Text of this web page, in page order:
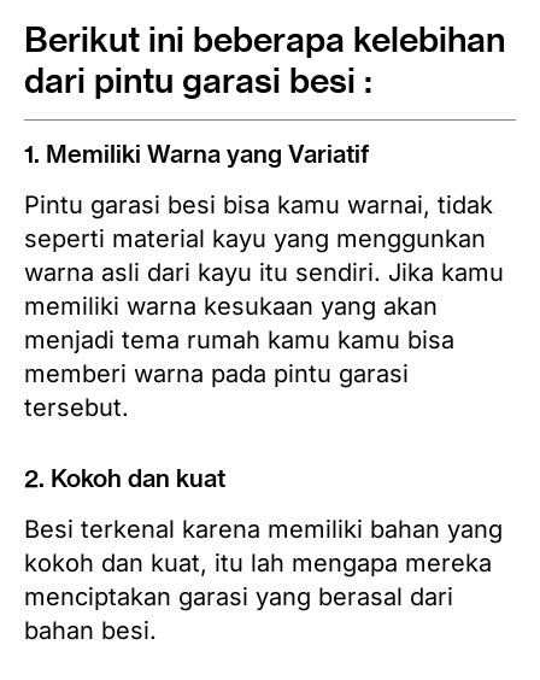
Berikut ini beberapa kelebihan
dari pintu garasi besi :
1. Memiliki Warna yang Variatif
Pintu garasi besi bisa kamu warnai, tidak
seperti material kayu yang menggunkan
warna asli dari kayu itu sendiri. Jika kamu
memiliki warna kesukaan yang akan
menjadi tema rumah kamu kamu bisa
memberi warna pada pintu garasi
tersebut.
2. Kokoh dan kuat
Besi terkenal karena memiliki bahan yang
kokoh dan kuat, itu lah mengapa mereka
menciptakan garasi yang berasal dari
bahan besi.